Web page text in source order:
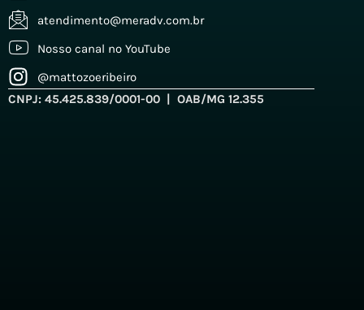
atendimento@meradv.com.br
Nosso canal no YouTube
@mattozoeribeiro
CNPJ: 45.425.839/0001-00 | OAB/MG 12.355